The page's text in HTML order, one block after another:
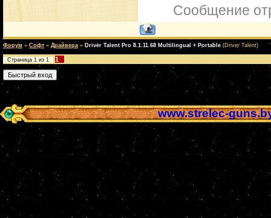
Сообщение
Форум » Софт » Драйвера » Driver Talent Pro 8.1.11.68 Multilingual + Portable (Driver Talent)
Страница 1 из 1 1
www.strelec-